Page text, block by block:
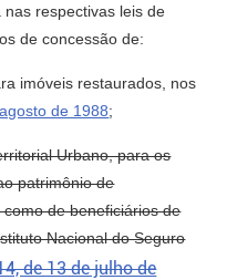
respectivas leis de
de concessão de:
imóveis restaurados, nos
de 1988;
Urbano, para os
patrimônio de
de beneficiários de
Nacional do Seguro
de 13 de julho de